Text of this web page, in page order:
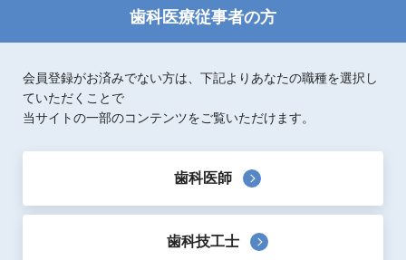
歯科医療従事者の方
会員登録がお済みでない方は、下記よりあなたの職種を選択し
ていただくことで
当サイトの一部のコンテンツをご覧いただけます。
歯科医師
歯科技工士